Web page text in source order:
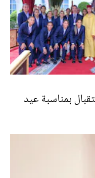
بمناسبة عيد